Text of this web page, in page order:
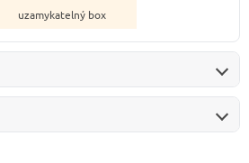
uzamykatelný box